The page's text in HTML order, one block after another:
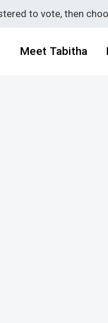
to vote, then
Meet Tabitha